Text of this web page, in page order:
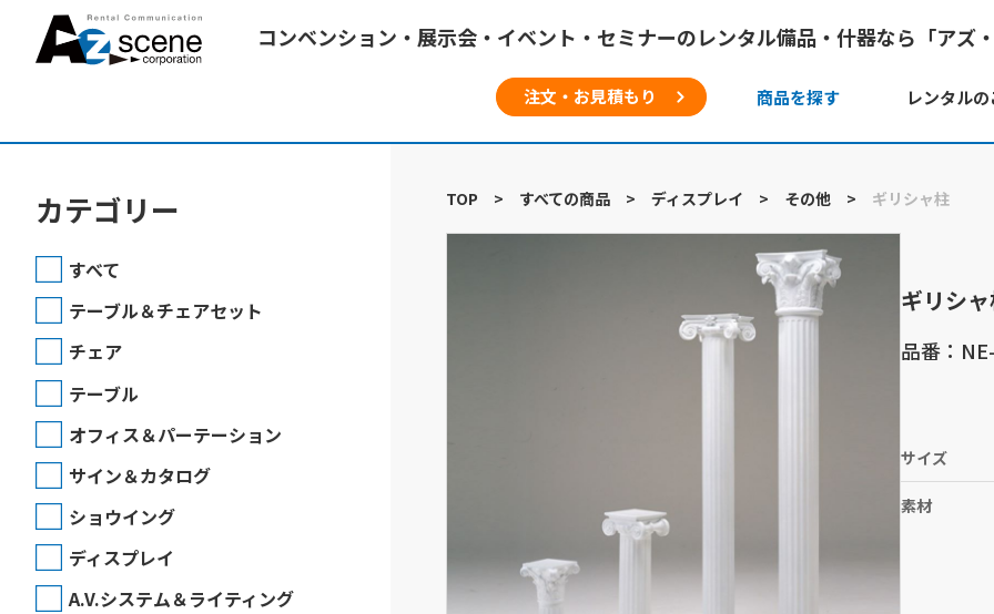
コンベンション・展示会・イベント・セミナーのレンタル備品・什器なら「アズ
注文・お見積もり 商品を探す レンタル
カテゴリー
すべて
テーブル＆チェアセット
チェア
テーブル
オフィス＆パーテーション
サイン＆カタログ
ショウイング
ディスプレイ
A.V.システム＆ライティング
TOP > すべての商品 > ディスプレイ > その他 > ギリシャ柱
ギリシ
品番：
サイズ
素材